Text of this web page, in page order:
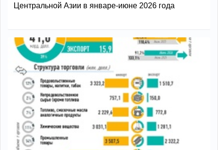
Центральной Азии в январе-июне 2026 года